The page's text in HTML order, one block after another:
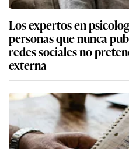
Los expertos en
personas que nunca
redes sociales no
externa